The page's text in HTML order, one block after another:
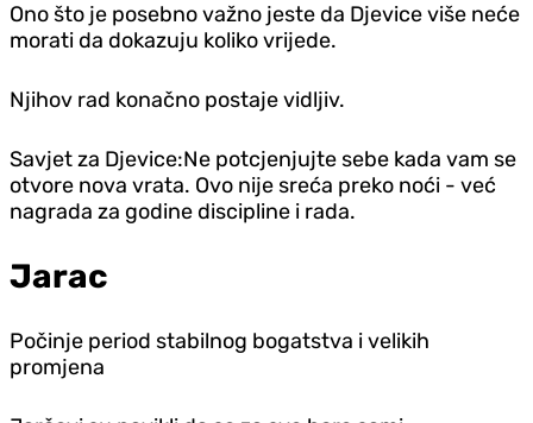
Ono što je posebno važno jeste da Djevice više neće
morati da dokazuju koliko vrijede.
Njihov rad konačno postaje vidljiv.
Savjet za Djevice:Ne potcjenjujte sebe kada vam se
otvore nova vrata. Ovo nije sreća preko noći - već
nagrada za godine discipline i rada.
Jarac
Počinje period stabilnog bogatstva i velikih
promjena